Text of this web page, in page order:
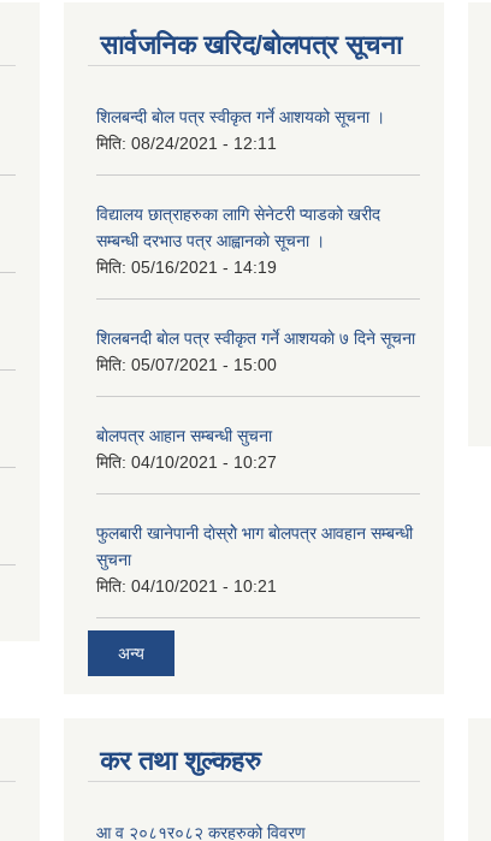
सार्वजनिक खरिद/बोलपत्र सूचना
शिलबन्दी बाेल पत्र स्वीकृत गर्ने आशयको सूचना ।
मिति: 08/24/2021 - 12:11
विद्यालय छात्राहरुका लागि सेनेटरी प्याडको खरीद
सम्बन्धी दरभाउ पत्र आह्वानकाे सूचना ।
मिति: 05/16/2021 - 14:19
शिलबनदी बाेल पत्र स्वीकृत गर्ने आशयकाे ७ दिने सूचना
मिति: 05/07/2021 - 15:00
बाेलपत्र आहान सम्बन्धी सुचना
मिति: 04/10/2021 - 10:27
फुलबारी खानेपानी दाेस्राेे भाग बाेलपत्र आवहान सम्बन्धी
सुचना
मिति: 04/10/2021 - 10:21
अन्य
कर तथा शुल्कहरु
आ व २०८१र०८२ करहरुको विवरण